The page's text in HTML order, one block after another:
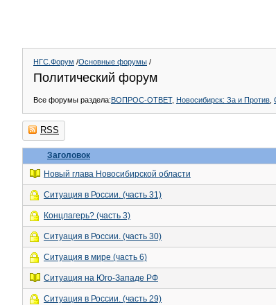
НГС.Форум /Основные форумы /
Политический форум
Все форумы раздела:ВОПРОС-ОТВЕТ, Новосибирск: За и Против
RSS
Заголовок
Новый глава Новосибирской области
Ситуация в России. (часть 31)
Концлагерь? (часть 3)
Ситуация в России. (часть 30)
Ситуация в мире (часть 6)
Ситуация на Юго-Западе РФ
Ситуация в России. (часть 29)